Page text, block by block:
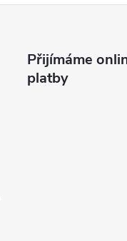
Přijímáme
platby